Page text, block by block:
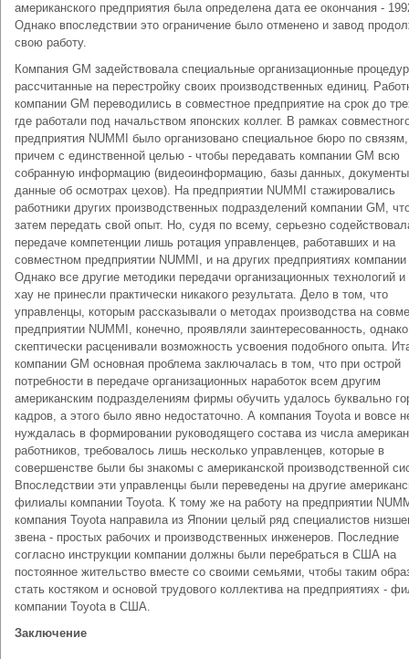
американского предприятия была определена дата ее окончания -
Однако впоследствии это ограничение было отменено и завод
свою работу.
Компания GM задействовала специальные организационные
рассчитанные на перестройку своих производственных единиц.
компании GM переводились в совместное предприятие на срок до
где работали под начальством японских коллег. В рамках
предприятия NUMMI было организовано специальное бюро по связям,
причем с единственной целью - чтобы передавать компании GM всю
собранную информацию (видеоинформацию, базы данных,
данные об осмотрах цехов). На предприятии NUMMI стажировались
работники других производственных подразделений компании GM,
затем передать свой опыт. Но, судя по всему, серьезно
передаче компетенции лишь ротация управленцев, работавших и на
совместном предприятии NUMMI, и на других предприятиях
Однако все другие методики передачи организационных технологий и
хау не принесли практически никакого результата. Дело в том, что
управленцы, которым рассказывали о методах производства на
предприятии NUMMI, конечно, проявляли заинтересованность, однако
скептически расценивали возможность усвоения подобного опыта.
компании GM основная проблема заключалась в том, что при острой
потребности в передаче организационных наработок всем другим
американским подразделениям фирмы обучить удалось буквально
кадров, а этого было явно недостаточно. А компания Toyota и вовсе
нуждалась в формировании руководящего состава из числа
работников, требовалось лишь несколько управленцев, которые в
совершенстве были бы знакомы с американской производственной
Впоследствии эти управленцы были переведены на другие
филиалы компании Toyota. К тому же на работу на предприятии
компания Toyota направила из Японии целый ряд специалистов
звена - простых рабочих и производственных инженеров. Последние
согласно инструкции компании должны были перебраться в США на
постоянное жительство вместе со своими семьями, чтобы таким
стать костяком и основой трудового коллектива на предприятиях -
компании Toyota в США.
Заключение